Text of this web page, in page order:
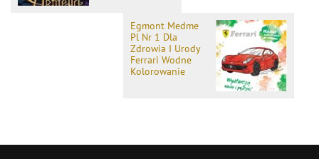
Egmont Medme
Pl Nr 1 Dla
Zdrowia I Urody
Ferrari Wodne
Kolorowanie